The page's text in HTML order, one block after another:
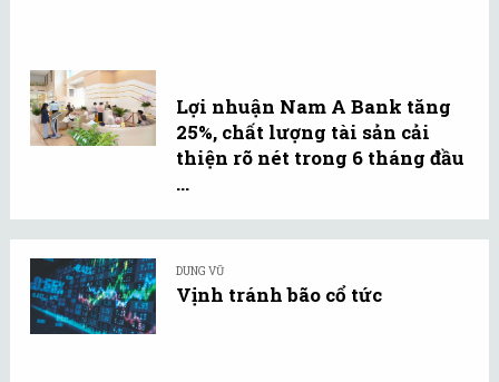
Lợi nhuận Nam A Bank tăng
25%, chất lượng tài sản cải
thiện rõ nét trong 6 tháng đầu
...
DUNG VŨ
Vịnh tránh bão cổ tức